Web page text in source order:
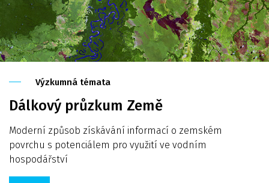
Výzkumná témata
Dálkový průzkum Země
Moderní způsob získávání informací o zemském
povrchu s potenciálem pro využití ve vodním
hospodářství